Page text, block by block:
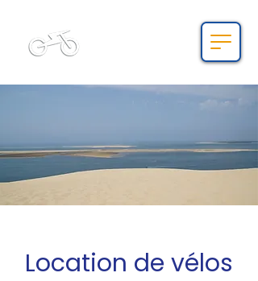
Location de vélos